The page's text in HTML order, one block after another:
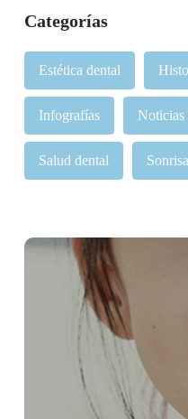
Categorías
Estética dental
Infografías
Salud dental